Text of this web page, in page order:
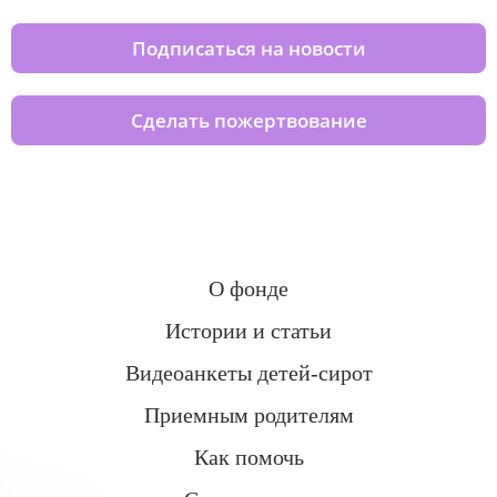
Подписаться на новости
Сделать пожертвование
О фонде
Истории и статьи
Видеоанкеты детей-сирот
Приемным родителям
Как помочь